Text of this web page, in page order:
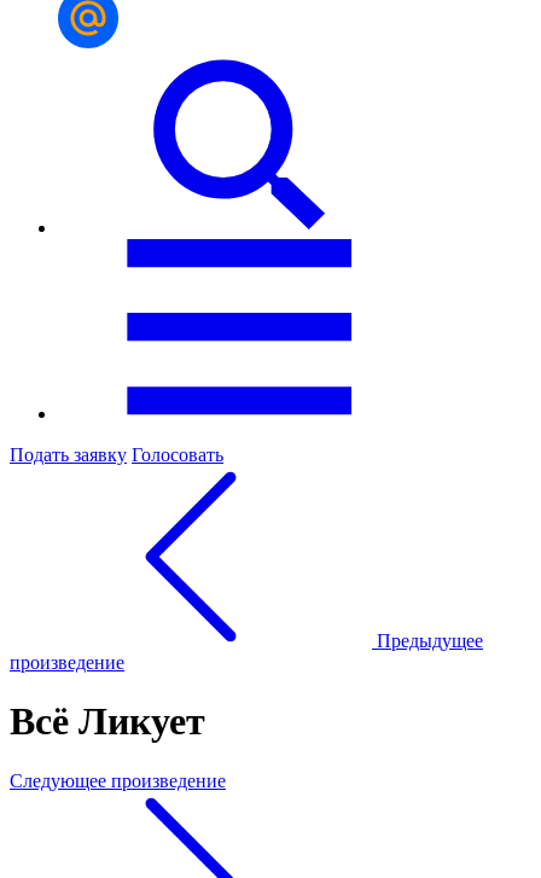
Подать заявку Голосовать
Предыдущее
произведение
Всё Ликует
Следующее произведение